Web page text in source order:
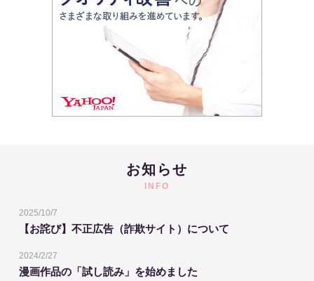
お知らせ
INFO
2025/10/7
【お詫び】不正広告（詐欺サイト）について
2024/2/27
漫画作品の「試し読み」を始めました